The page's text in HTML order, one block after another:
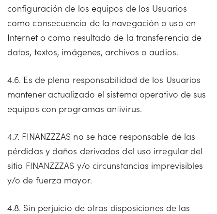
configuración de los equipos de los Usuarios
como consecuencia de la navegación o uso en
Internet o como resultado de la transferencia de
datos, textos, imágenes, archivos o audios.
4.6. Es de plena responsabilidad de los Usuarios
mantener actualizado el sistema operativo de sus
equipos con programas antivirus.
4.7. FINANZZZAS no se hace responsable de las
pérdidas y daños derivados del uso irregular del
sitio FINANZZZAS y/o circunstancias imprevisibles
y/o de fuerza mayor.
4.8. Sin perjuicio de otras disposiciones de las